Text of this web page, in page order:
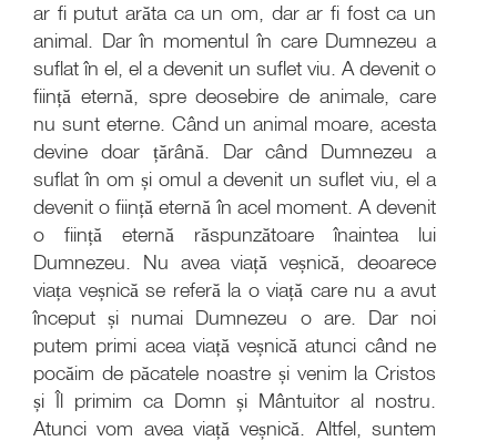
ar fi putut arăta ca un om, dar ar fi fost ca un
animal. Dar în momentul în care Dumnezeu a
suflat în el, el a devenit un suflet viu. A devenit o
ființă eternă, spre deosebire de animale, care
nu sunt eterne. Când un animal moare, acesta
devine doar țărână. Dar când Dumnezeu a
suflat în om și omul a devenit un suflet viu, el a
devenit o ființă eternă în acel moment. A devenit
o ființă eternă răspunzătoare înaintea lui
Dumnezeu. Nu avea viață veșnică, deoarece
viața veșnică se referă la o viață care nu a avut
început și numai Dumnezeu o are. Dar noi
putem primi acea viață veșnică atunci când ne
pocăim de păcatele noastre și venim la Cristos
și Îl primim ca Domn și Mântuitor al nostru.
Atunci vom avea viață veșnică. Altfel, suntem